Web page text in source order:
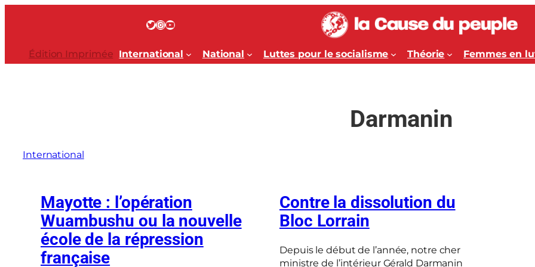
Twitter InstagramYouTube
Édition Imprimée International National Luttes pour le socialisme Théorie Femmes en
Darmanin
International
Mayotte : l’opération
Wuambushu ou la nouvelle
école de la répression
française
Contre la dissolution du
Bloc Lorrain
Depuis le début de l’année, notre cher
ministre de l’intérieur Gérald Darmanin